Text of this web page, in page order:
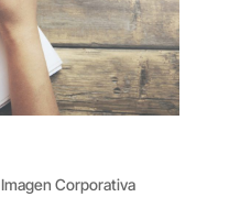
Imagen Corporativa